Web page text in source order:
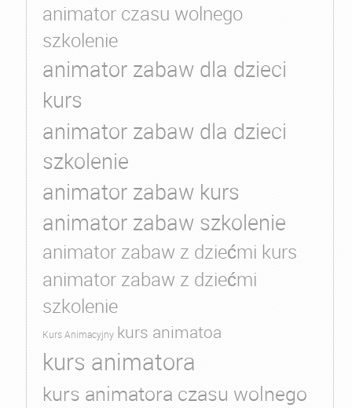
animator czasu wolnego
szkolenie
animator zabaw dla dzieci
kurs
animator zabaw dla dzieci
szkolenie
animator zabaw kurs
animator zabaw szkolenie
animator zabaw z dziećmi kurs
animator zabaw z dziećmi
szkolenie
Kurs Animacyjny kurs animatoa
kurs animatora
kurs animatora czasu wolnego